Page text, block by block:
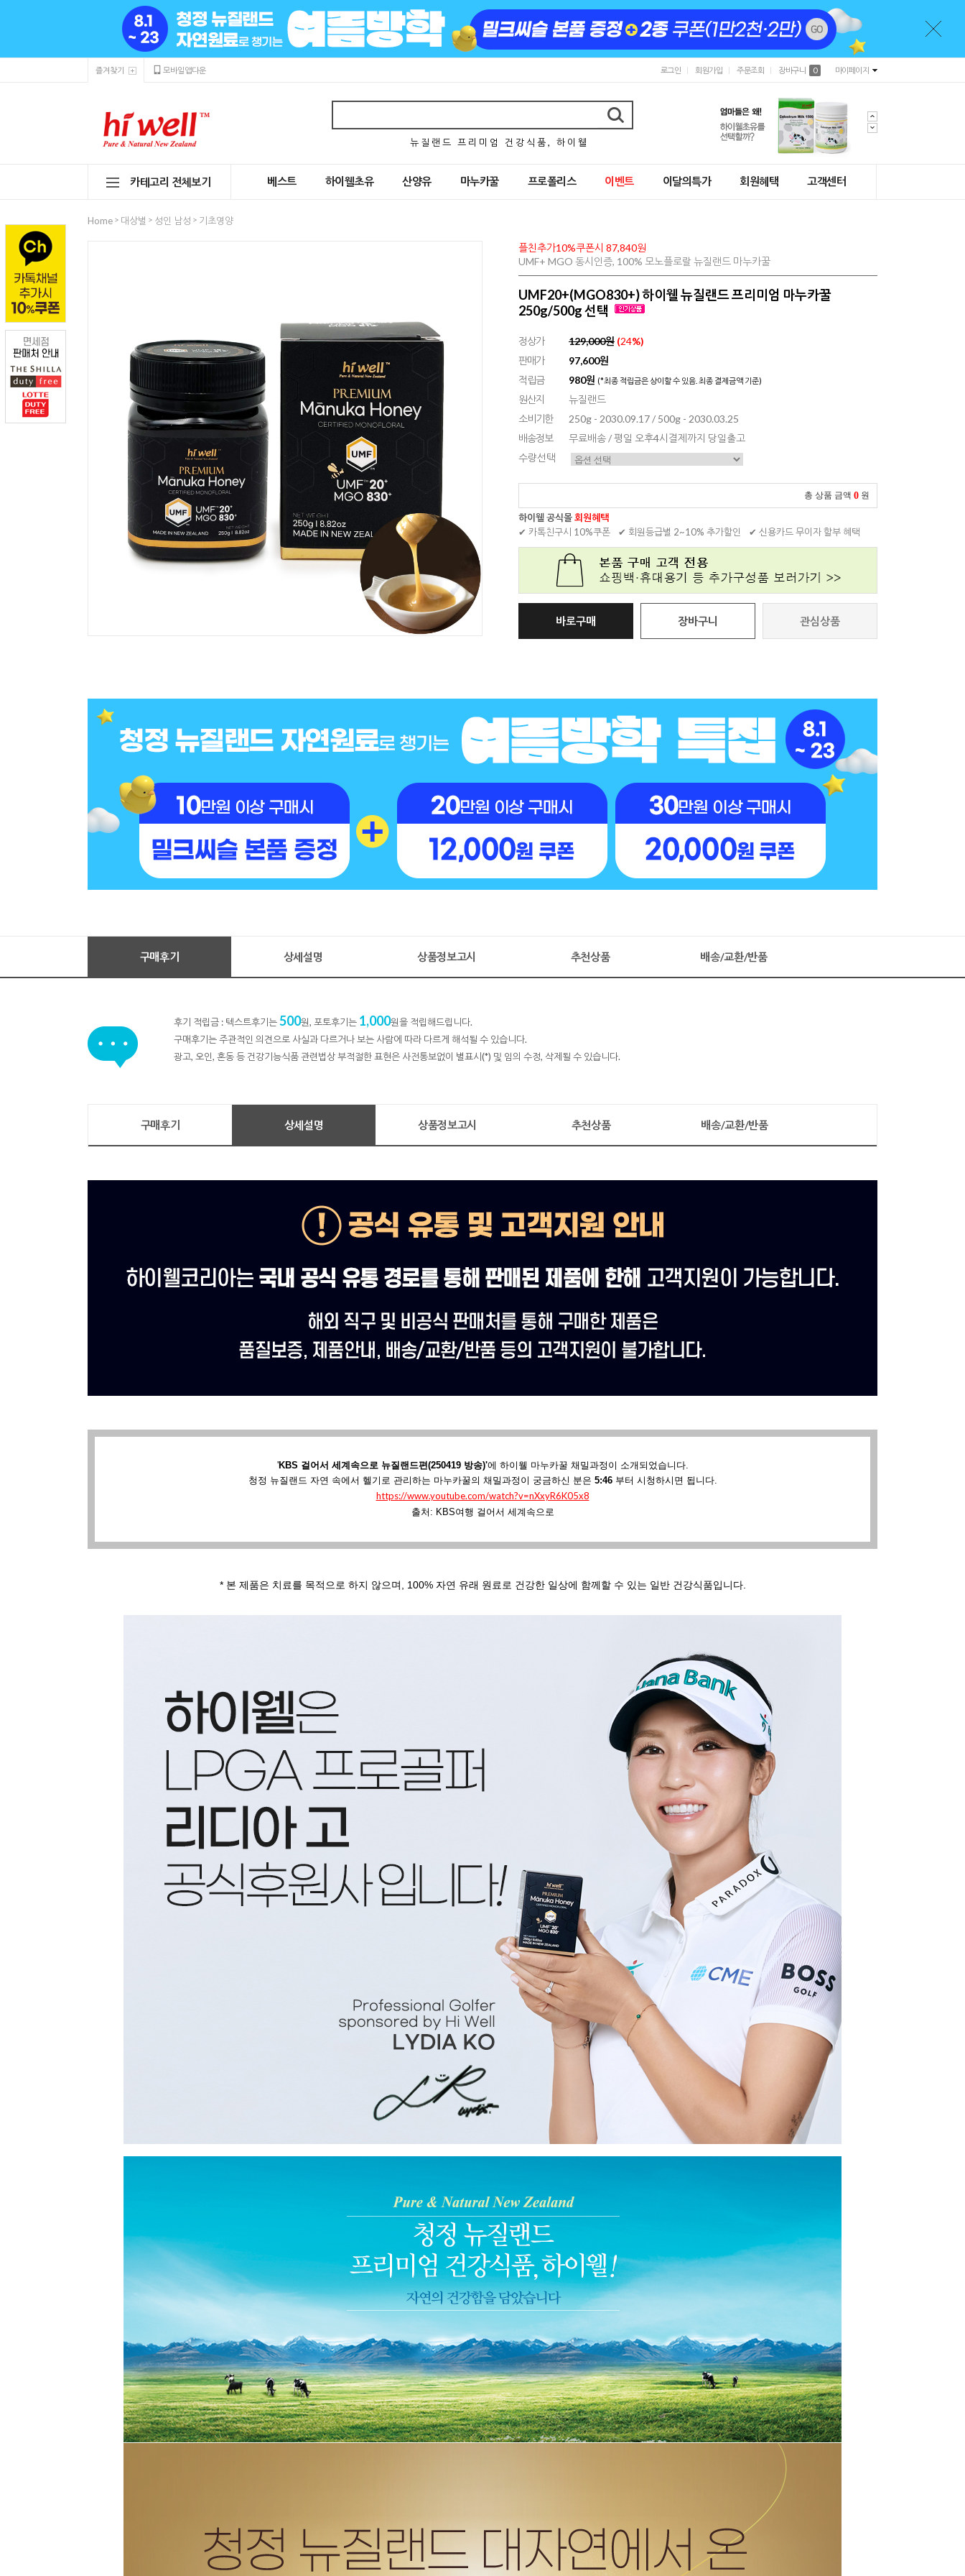
즐겨찾기 모바일앱다운 로그인 회원가입 주문조회 장바구니 0 마이페이지
뉴 질 랜 드 프 리 미 엄 건 강 식 품 , 하 이 웰
카테고리 전체보기 베스트 하이웰초유 산양유 마누카꿀 프로폴리스 이벤트 이달의특가 회원혜택 고객센터
Home > 대상별 > 성인 남성 > 기초영양
플친추가10%쿠폰시 87,840원
UMF+ MGO 동시인증, 100% 모노플로랄 뉴질랜드 마누카꿀
UMF20+(MGO830+) 하이웰 뉴질랜드 프리미엄 마누카꿀
250g/500g 선택
정상가 129,000원 (24%)
판매가
97,600원
적립금
980원 (*최종 적립금은 상이할 수 있음. 최종 결제금액 기준)
원산지
뉴질랜드
소비기한
250g - 2030.09.17 / 500g - 2030.03.25
배송정보
무료배송 / 평일 오후4시결제까지 당일출고
수량선택
총 상품 금액 0 원
하이웰 공식몰회원혜택
✔ 카톡친구시 10%쿠폰
✔ 회원등급별 2~10% 추가할인 ✔ 신용카드 무이자 할부 혜택
바로구매 장바구니 관심상품
구매후기 상세설명 상품정보고시 추천상품 배송/교환/반품
후기 적립금 : 텍스트후기는500원, 포토후기는 1,000원을 적립해드립니다.
구매후기는 주관적인 의견으로 사실과 다르거나 보는 사람에 따라 다르게 해석될 수 있습니다.
광고, 오인, 혼동 등 건강기능식품 관련법상 부적절한 표현은 사전통보없이 별표시(*) 및 임의 수정, 삭제될 수 있습니다.
구매후기 상세설명 상품정보고시 추천상품 배송/교환/반품
'KBS 걸어서 세계속으로 뉴질랜드편(250419 방송)'에 하이웰 마누카꿀 채밀과정이 소개되었습니다.
청정 뉴질랜드 자연 속에서 헬기로 관리하는 마누카꿀의 채밀과정이 궁금하신 분은 5:46부터 시청하시면 됩니다.
https://www.youtube.com/watch?v=nXxyR6K05x8
출처: KBS여행 걸어서 세계속으로
* 본 제품은 치료를 목적으로 하지 않으며, 100% 자연 유래 원료로 건강한 일상에 함께할 수 있는 일반 건강식품입니다.